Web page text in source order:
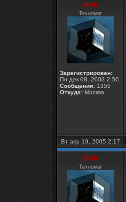
Buh
Техномаг
Зарегистрирован:
Пн дек 08, 2003 2:50
Сообщения: 1355
Откуда: Москва
Вт апр 19, 2005 2:17
Buh
Техномаг